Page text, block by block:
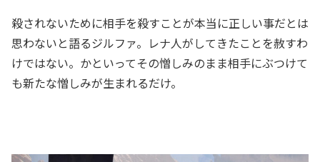
殺されないために相手を殺すことが本当に正しい事だとは
思わないと語るジルファ。レナ人がしてきたことを赦すわ
けではない。かといってその憎しみのまま相手にぶつけて
も新たな憎しみが生まれるだけ。